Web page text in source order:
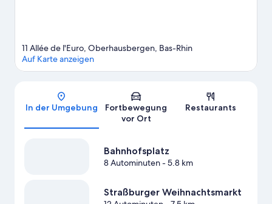
Karte
11 Allée de l'Euro, Oberhausbergen, Bas-Rhin
Auf Karte anzeigen
In der Umgebung
Fortbewegung
vor Ort
Restaurants
Bahnhofsplatz
8 Autominuten- 5.8 km
Straßburger Weihnachtsmarkt